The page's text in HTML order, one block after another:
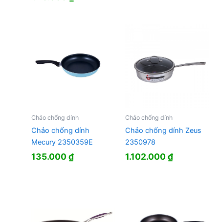
Chảo chống dính
Chảo chống dính
Mecury 2350359E
135.000₫
Chảo chống dính
Chảo chống dính Zeus
2350978
1.102.000₫